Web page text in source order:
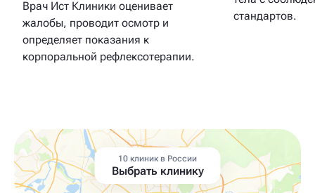
Врач Ист Клиники оценивает
жалобы, проводит осмотр и
определяет показания к
корпоральной рефлексотерапии.
стандартов.
10 клиник в России
Выбрать клинику